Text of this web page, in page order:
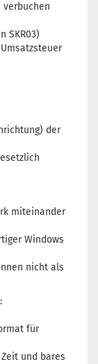
SKR03)
der
miteinander
Windows
nicht als
für
und bares